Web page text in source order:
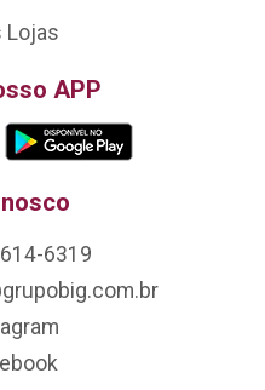
Lojas
APP
6319